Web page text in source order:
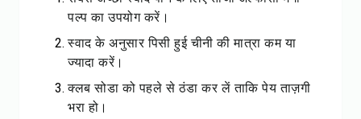
पल्प का उपयोग करें।
स्वाद के अनुसार पिसी हुई चीनी की मात्रा कम या
ज्यादा करें।
क्लब सोडा को पहले से ठंडा कर लें ताकि पेय ताज़गी
भरा हो।